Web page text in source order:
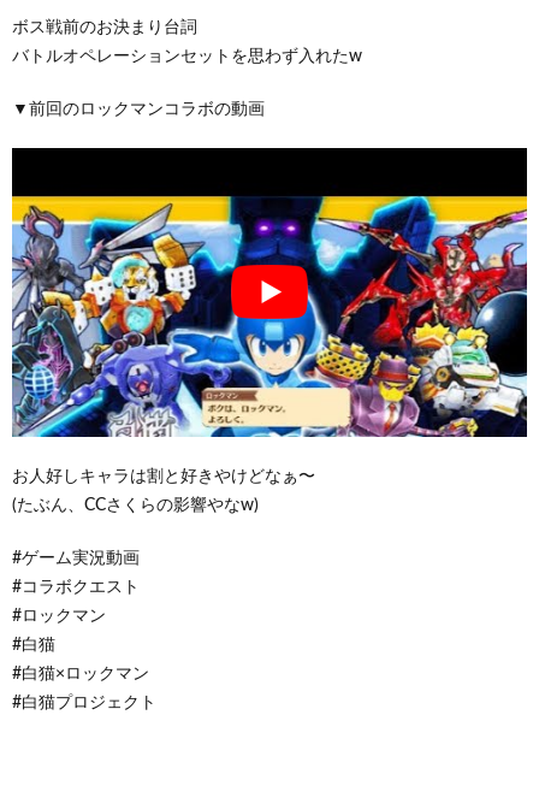
ボス戦前のお決まり台詞
バトルオペレーションセットを思わず入れたw
▼前回のロックマンコラボの動画
お人好しキャラは割と好きやけどなぁ〜
(たぶん、CCさくらの影響やなw)
#ゲーム実況動画
#コラボクエスト
#ロックマン
#白猫
#白猫×ロックマン
#白猫プロジェクト